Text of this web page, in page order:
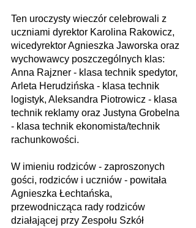
Ten uroczysty wieczór celebrowali z
uczniami dyrektor Karolina Rakowicz,
wicedyrektor Agnieszka Jaworska oraz
wychowawcy poszczególnych klas:
Anna Rajzner - klasa technik spedytor,
Arleta Herudzińska - klasa technik
logistyk, Aleksandra Piotrowicz - klasa
technik reklamy oraz Justyna Grobelna
- klasa technik ekonomista/technik
rachunkowości.
W imieniu rodziców - zaproszonych
gości, rodziców i uczniów - powitała
Agnieszka Łechtańska,
przewodnicząca rady rodziców
działającej przy Zespołu Szkół